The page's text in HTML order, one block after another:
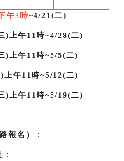
午3時~4/21(二)
)上午11時~4/28(二)
)上午11時~5/5(二)
上午11時~5/12(二)
)上午11時~5/19(二)
報名） ：
：